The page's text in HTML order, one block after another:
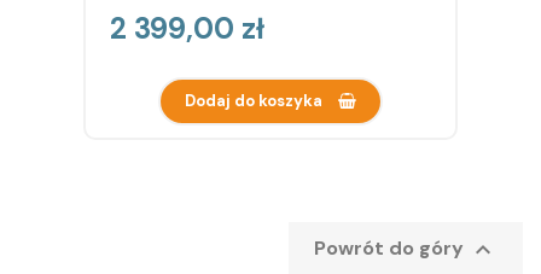
Cena
2 399,00 zł
Dodaj do koszyka
Powrót do góry 